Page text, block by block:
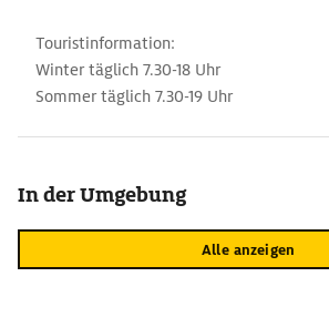
Touristinformation:
Winter täglich 7.30-18 Uhr
Sommer täglich 7.30-19 Uhr
In der Umgebung
Alle anzeigen